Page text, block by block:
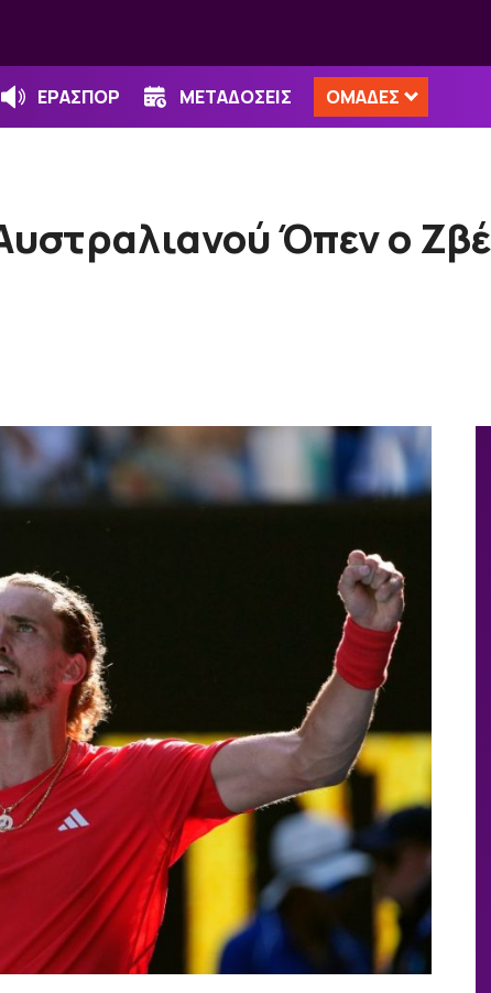
ΕΡΑΣΠΟΡ ΜΕΤΑΔΟΣΕΙΣ ΟΜΑΔΕΣ
Όπεν ο